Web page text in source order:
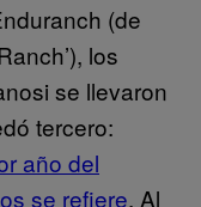
(de
los
se llevaron
tercero:
año del
se refiere. Al